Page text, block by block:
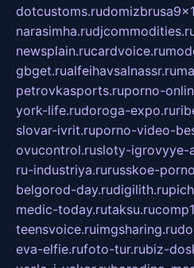
dotcustoms.ru
narasimha.ru
newsplain.rucardvoice.ru
gbget.rualfeihavsalnassr.ru
petrovkasports.ruporno-
york-life.rudoroga-expo.ru
slovar-ivrit.ruporno-video-
ovucontrol.rusloty-igrovyye-
ru-industriya.rurusskoe-
belgorod-day.rudigilith.ru
medic-today.rutaksu.ru
teensvoice.ruimgsharing.ru
eva-elfie.rufoto-tur.rubiz-